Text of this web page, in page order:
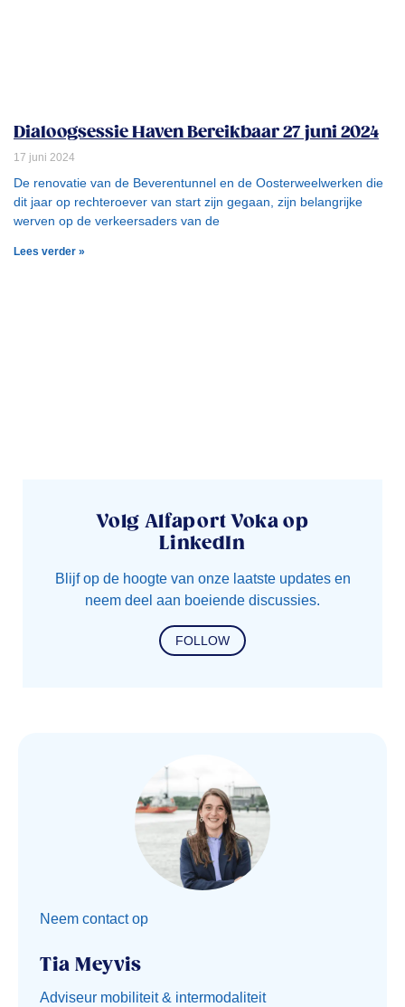
Dialoogsessie Haven Bereikbaar 27 juni 2024
17 juni 2024
De renovatie van de Beverentunnel en de Oosterweelwerken die
dit jaar op rechteroever van start zijn gegaan, zijn belangrijke
werven op de verkeersaders van de
Lees verder »
Volg Alfaport Voka op
LinkedIn
Blijf op de hoogte van onze laatste updates en
neem deel aan boeiende discussies.
FOLLOW
Neem contact op
Tia Meyvis
Adviseur mobiliteit & intermodaliteit